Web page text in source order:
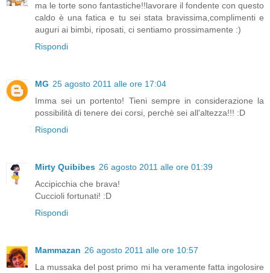
ma le torte sono fantastiche!!lavorare il fondente con questo
caldo è una fatica e tu sei stata bravissima,complimenti e
auguri ai bimbi, riposati, ci sentiamo prossimamente :)
Rispondi
MG 25 agosto 2011 alle ore 17:04
Imma sei un portento! Tieni sempre in considerazione la
possibilità di tenere dei corsi, perchè sei all'altezza!!! :D
Rispondi
Mirty Quibibes 26 agosto 2011 alle ore 01:39
Accipicchia che brava!
Cuccioli fortunati! :D
Rispondi
Mammazan 26 agosto 2011 alle ore 10:57
La mussaka del post primo mi ha veramente fatta ingolosire